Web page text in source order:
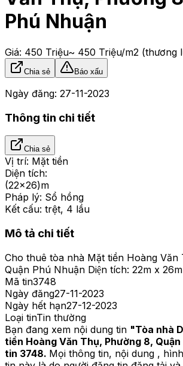
Phú Nhuận
Giá: 450 Triệu~ 450 Triệu/m2 (thương
Chia sẻ Báo xấu
Ngày đăng: 27-11-2023
Thông tin chi tiết
Chia sẻ
Vị trí: Mặt tiền
Diện tích:
(22x26)m
Pháp lý: Sổ hồng
Kết cấu: trệt, 4 lầu
Mô tả chi tiết
Cho thuê tòa nhà Mặt tiền Hoàng Văn
Quận Phú Nhuận Diện tích: 22m x
Mã tin3748
Ngày đăng27-11-2023
Ngày hết hạn27-12-2023
Loại tinTin thường
Bạn đang xem nội dung tin "Tòa nhà
tiền Hoàng Văn Thụ, Phường 8, Quận
tin 3748. Mọi thông tin, nội dung ,